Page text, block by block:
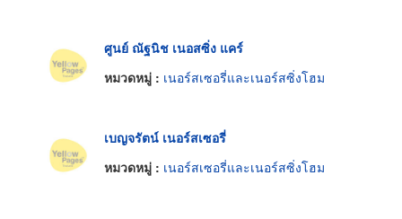
ศูนย์ ณัฐนิช เนอสซิ่ง แคร์
หมวดหมู่ : เนอร์สเซอรี่และเนอร์สซิ่งโฮม
เบญจรัตน์ เนอร์สเซอรี่
หมวดหมู่ : เนอร์สเซอรี่และเนอร์สซิ่งโฮม